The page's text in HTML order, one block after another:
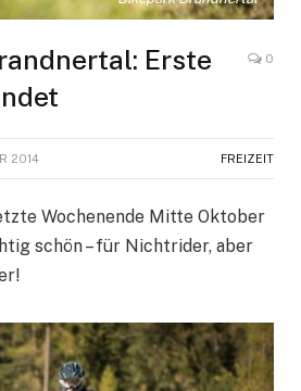
Erste
0
2014 FREIZEIT
Wochenende Mitte Oktober
schön – für Nichtrider, aber